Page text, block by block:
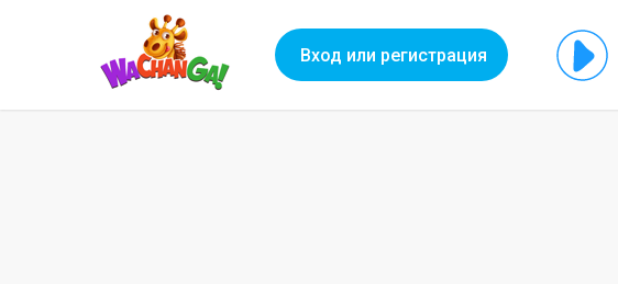
Вход или регистрация